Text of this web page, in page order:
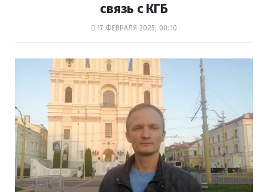
связь с КГБ
17 ФЕВРАЛЯ 2025, 00:10